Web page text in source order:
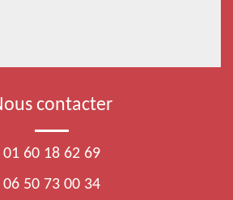
contacter
01 60 18 62 69
06 50 73 00 34